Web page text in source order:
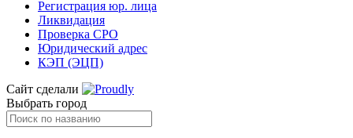
Регистрация юр. лица
Ликвидация
Проверка СРО
Юридический адрес
КЭП (ЭЦП)
Сайт сделали
Выбрать город